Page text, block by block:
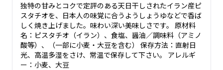
独特の甘みとコクで定評のある天日干しされたイラン産ピ
スタチオを、日本人の味覚に合うようしょうゆなどで香ば
しく焼き上げました。味わい深い美味しさです。 原材料
名：ピスタチオ（イラン）、食塩、醤油／調味料（アミノ
酸等）、（一部に小麦・大豆を含む） 保存方法：直射日
光、高温多湿をさけ、常温で保存して下さい。 アレルギ
ー：小麦、大豆